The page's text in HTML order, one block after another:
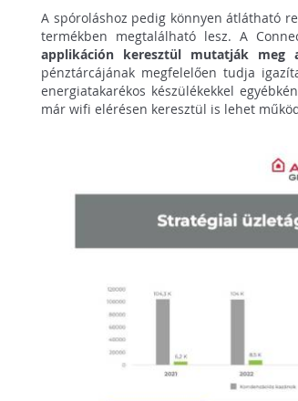
A spóroláshoz pedig könnyen átlátható
termékben megtalálható lesz. A
applikáción keresztül mutatják meg
pénztárcájának megfelelően tudja
energiatakarékos készülékekkel
már wifi elérésen keresztül is lehet